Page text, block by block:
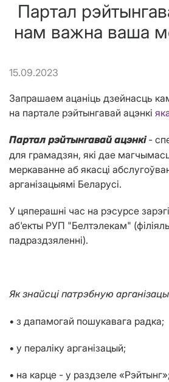
Партал
нам важна ваша
15.09.2023
Запрашаем ацаніць дзейнасць
на партале рэйтынгавай ацэнкі
Партал рэйтынгавай ацэнкі-
для грамадзян, які дае
меркаванне аб якасці
арганізацыямі Беларусі.
У цяперашні час на рэсурсе
аб'екты РУП "Белтэлекам"
падраздзяленні).
Як знайсці патрэбную
• з дапамогай пошукавага радка;
• у пераліку арганізацый;
• на карце - у раздзеле «Рэйтынг»;